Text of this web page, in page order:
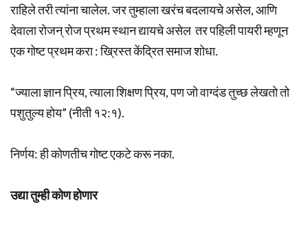
राहिले तरी त्यांना चालेल. जर तुम्हाला खरंच बदलायचे असेल, आणि
देवाला रोजन् रोज प्रथम स्थान द्यायचे असेल तर पहिली पायरी म्हणून
एक गोष्ट प्रथम करा : ख्रिस्त केंद्रित समाज शोधा.
“ज्याला ज्ञान प्रिय, त्याला शिक्षण प्रिय, पण जो वाग्दंड तुच्छ लेखतो तो
पशुतुल्य होय” (नीती १२:१).
निर्णय: ही कोणतीच गोष्ट एकटे करू नका.
उद्या तुम्ही कोण होणार